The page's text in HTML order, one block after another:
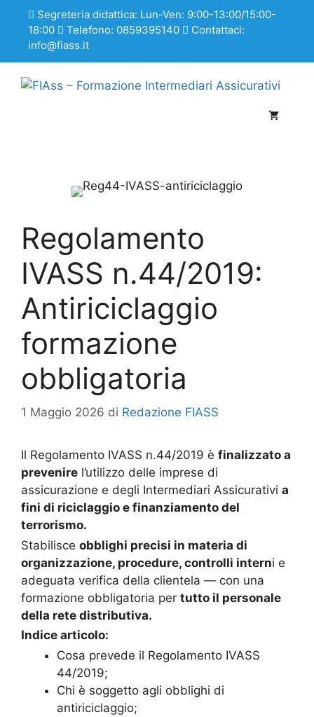
Segreteria didattica: Lun-Ven: 9:00-13:00/15:00-
18:00
Telefono: 0859395140
Contattaci:
info@fiass.it
Regolamento
IVASS n.44/2019:
Antiriciclaggio
formazione
obbligatoria
1 Maggio 2026 di Redazione FIASS
Il Regolamento IVASS n.44/2019 è finalizzato a
prevenire l’utilizzo delle imprese di
assicurazione e degli Intermediari Assicurativi a
fini di riciclaggio e finanziamento del
terrorismo.
Stabilisce obblighi precisi in materia di
organizzazione, procedure, controlli interni e
adeguata verifica della clientela — con una
formazione obbligatoria per tutto il personale
della rete distributiva.
Indice articolo:
Cosa prevede il Regolamento IVASS
44/2019;
Chi è soggetto agli obblighi di
antiriciclaggio;